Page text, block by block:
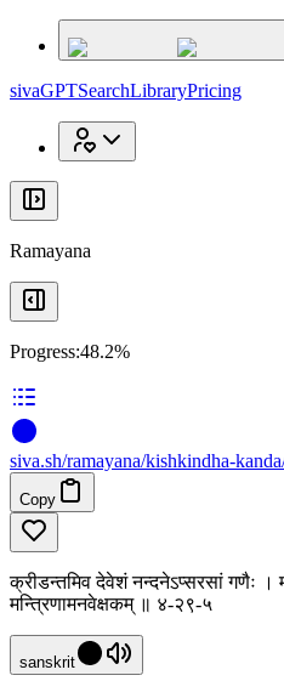
sivaGPTSearchLibraryPricing
Ramayana
Progress:48.2%
siva.sh/ramayana/kishkindha-
Copy
क्रीडन्तमिव देवेशं नन्दनेऽप्सरसां गणैः ।
मन्त्रिणामनवेक्षकम् ॥ ४-२९-५
sanskrit